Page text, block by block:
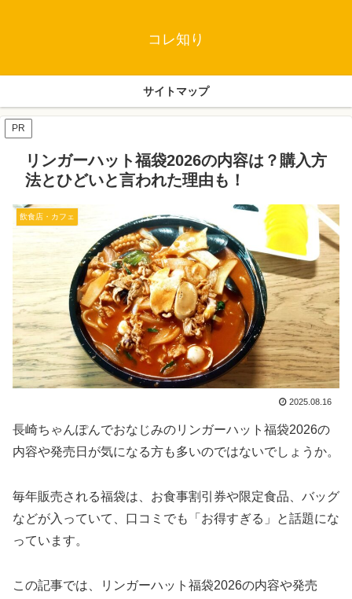
コレ知り
サイトマップ
PR
リンガーハット福袋2026の内容は？購入方
法とひどいと言われた理由も！
飲食店・カフェ
2025.08.16
長崎ちゃんぽんでおなじみのリンガーハット福袋2026の
内容や発売日が気になる方も多いのではないでしょうか。
毎年販売される福袋は、お食事割引券や限定食品、バッグ
などが入っていて、口コミでも「お得すぎる」と話題にな
っています。
この記事では、リンガーハット福袋2026の内容や発売